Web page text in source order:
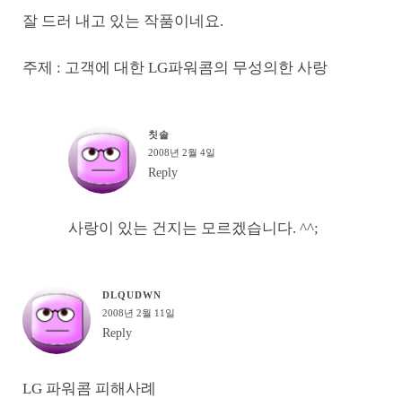
잘 드러 내고 있는 작품이네요.
주제 : 고객에 대한 LG파워콤의 무성의한 사랑
칫솔
2008년 2월 4일
Reply
사랑이 있는 건지는 모르겠습니다. ^^;
DLQUDWN
2008년 2월 11일
Reply
LG 파워콤 피해사례